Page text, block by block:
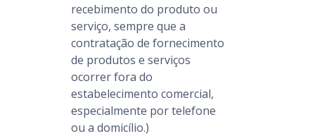
recebimento do produto ou
serviço, sempre que a
contratação de fornecimento
de produtos e serviços
ocorrer fora do
estabelecimento comercial,
especialmente por telefone
ou a domicílio.)